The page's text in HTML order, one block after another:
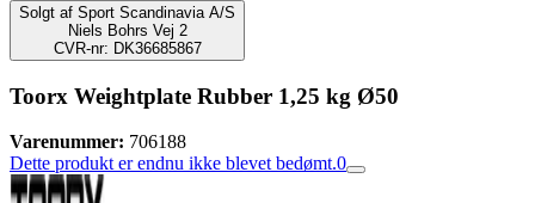
Solgt af Sport Scandinavia A/S
Niels Bohrs Vej 2
CVR-nr: DK36685867
Toorx Weightplate Rubber 1,25 kg Ø50
Varenummer: 706188
Dette produkt er endnu ikke blevet bedømt.0